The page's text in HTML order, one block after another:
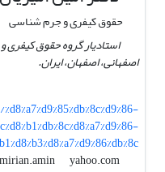
حقوق کیفری و جرم شناسی
استادیار گروه حقوق
اصفهانی، اصفهان، ایران.
amirian.amin
yahoo.com